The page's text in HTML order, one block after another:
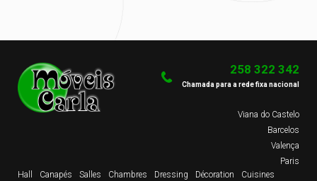
Hall Canapés Salles Chambres Dressing Décoration Cuisines
258 322 342
Chamada para a rede fixa nacional
Viana do Castelo
Barcelos
Valença
Paris